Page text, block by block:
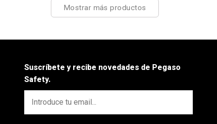
Mostrar más productos
Suscríbete y recibe novedades de Pegaso
Safety.